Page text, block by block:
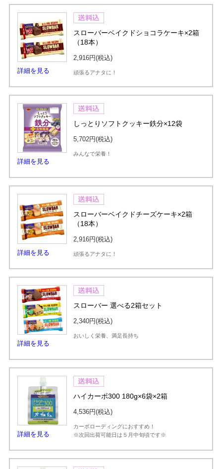
詳細を見る
スローバーベイクドショコラケーキ×2箱
（18本）
2,916円(税込)
頑張るアナタに！
詳細を見る
しっとりソフトクッキー鉄分×12袋
5,702円(税込)
みんなで栄養！
詳細を見る
スローバーベイクドチーズケーキ×2箱
（18本）
2,916円(税込)
頑張るアナタに！
詳細を見る
スローバー 選べる2箱セット
2,340円(税込)
おいしく栄養、満足長持ち
詳細を見る
ハイカーボ300 180g×6袋×2箱
4,536円(税込)
カーボローディングにおすすめ！
※次回出荷可能日は５月中旬頃です※